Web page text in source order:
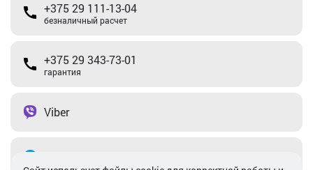
+375 29 111-13-04
безналичный расчет
+375 29 343-73-01
гарантия
Viber